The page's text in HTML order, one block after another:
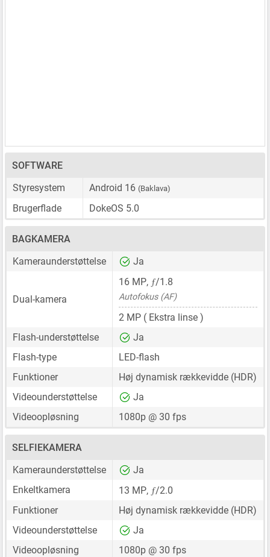
SOFTWARE
Styresystem
Android 16 (Baklava)
Brugerflade DokeOS 5.0
BAGKAMERA
Kameraunderstøttelse
Ja
Dual-kamera
16 MP, ƒ/1.8
Autofokus (AF)
2 MP ( Ekstra linse )
Flash-understøttelse
Ja
Flash-type
LED-flash
Funktioner
Høj dynamisk rækkevidde (HDR)
Videounderstøttelse
Ja
Videoopløsning
1080p @ 30 fps
SELFIEKAMERA
Kameraunderstøttelse
Ja
Enkeltkamera
13 MP, ƒ/2.0
Funktioner
Høj dynamisk rækkevidde (HDR)
Videounderstøttelse
Ja
Videoopløsning
1080p @ 30 fps